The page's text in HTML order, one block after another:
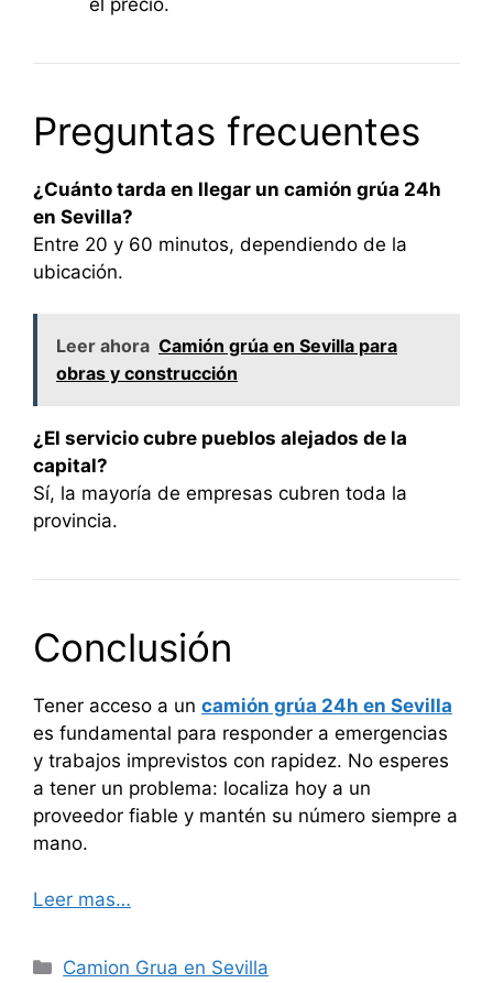
Preguntas frecuentes
¿Cuánto tarda en llegar un camión grúa 24h
en Sevilla?
Entre 20 y 60 minutos, dependiendo de la
ubicación.
Leer ahora Camión grúa en Sevilla para
obras y construcción
¿El servicio cubre pueblos alejados de la
capital?
Sí, la mayoría de empresas cubren toda la
provincia.
Conclusión
Tener acceso a un camión grúa 24h en Sevilla
es fundamental para responder a emergencias
y trabajos imprevistos con rapidez. No esperes
a tener un problema: localiza hoy a un
proveedor fiable y mantén su número siempre a
mano.
Leer mas…
Categorías
Camion Grua en Sevilla